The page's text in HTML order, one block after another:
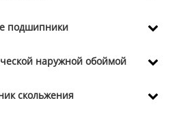
подшипники
наружной обоймой
скольжения